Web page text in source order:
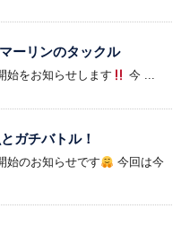
ーリンのタックル
始をお知らせします 今 ...
ガチバトル！
始のお知らせです
今回は今